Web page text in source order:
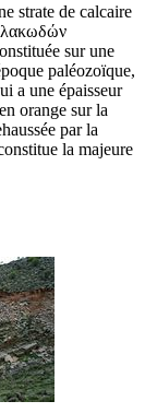
strate de calcaire
sur une
paléozoïque,
a une épaisseur
orange sur la
par la
la majeure